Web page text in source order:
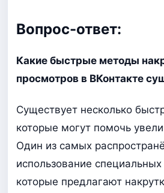
Вопрос-ответ:
Какие быстрые методы
просмотров в ВКонтакте
Существует несколько
которые могут помочь
Один из самых
использование
которые предлагают